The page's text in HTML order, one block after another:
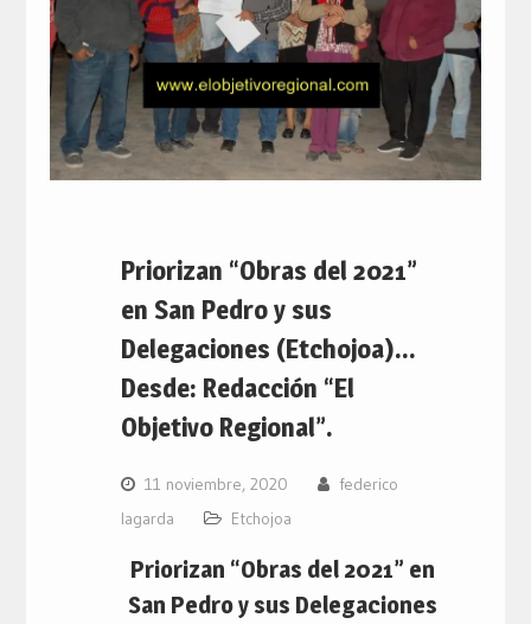
Priorizan “Obras del 2021”
en San Pedro y sus
Delegaciones (Etchojoa)…
Desde: Redacción “El
Objetivo Regional”.
11 noviembre, 2020
federico
lagarda
Etchojoa
Priorizan “Obras del 2021” en
San Pedro y sus Delegaciones